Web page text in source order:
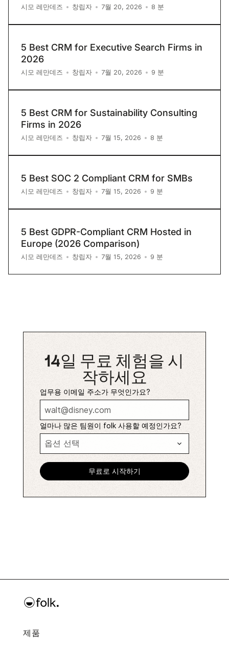
시모 레만데즈 • 창립자 • 7월 20, 2026 • 8 분
5 Best CRM for Executive Search Firms in
2026
시모 레만데즈 • 창립자 • 7월 20, 2026 • 9 분
5 Best CRM for Sustainability Consulting
Firms in 2026
시모 레만데즈 • 창립자 • 7월 15, 2026 • 8 분
5 Best SOC 2 Compliant CRM for SMBs
시모 레만데즈 • 창립자 • 7월 15, 2026 • 9 분
5 Best GDPR-Compliant CRM Hosted in
Europe (2026 Comparison)
시모 레만데즈 • 창립자 • 7월 15, 2026 • 9 분
14일 무료 체험을 시
작하세요
업무용 이메일 주소가 무엇인가요?
얼마나 많은 팀원이 folk 사용할 예정인가요?
제품